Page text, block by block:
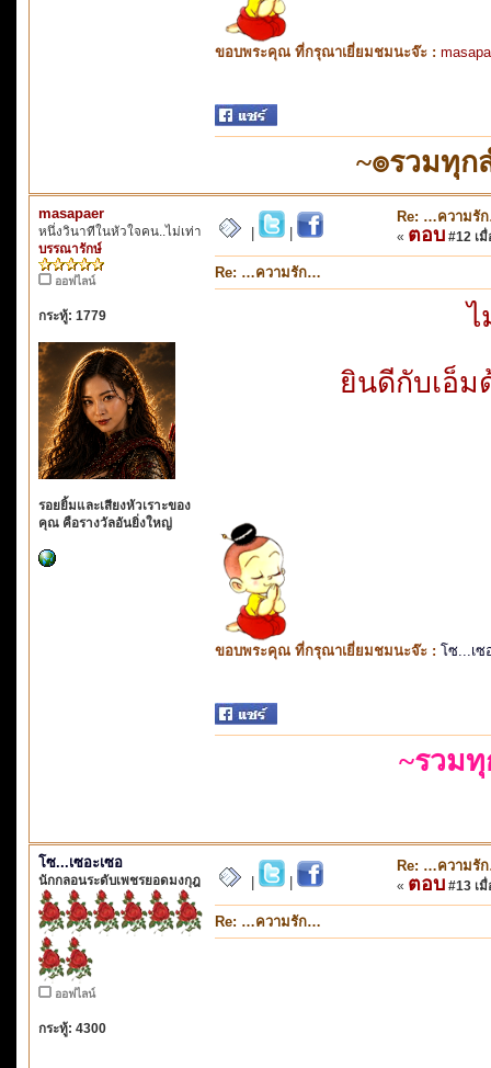
ขอบพระคุณ ที่กรุณาเยี่ยมชมนะจ๊ะ :
~๏รวมทุ
masapaer
หนึ่งวินาทีในหัวใจคน..ไม่เท่า
บรรณารักษ์
ออฟไลน์
กระทู้: 1779
รอยยิ้มและเสียงหัวเราะของ
คุณ คือรางวัลอันยิ่งใหญ่
Re: …ความรั
« ตอบ #12 เมื่
Re: …ความรัก…
ไ
ยินดีกับเอ็ม
ขอบพระคุณ ที่กรุณาเยี่ยมชมนะจ๊ะ : โซ...เซ
~รวม
โซ...เซอะเซอ
นักกลอนระดับเพชรยอดมงกุฎ
ออฟไลน์
กระทู้: 4300
Re: …ความรั
« ตอบ #13 เมื่
Re: …ความรัก…